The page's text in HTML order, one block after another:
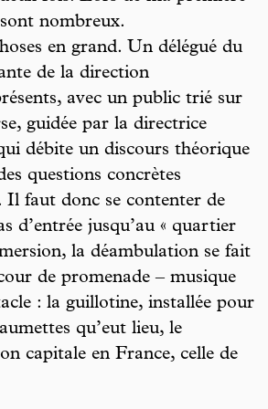
nombreux.
en grand. Un délégué du
de la direction
avec un public trié sur
guidée par la directrice
débite un discours théorique
questions concrètes
Il faut donc se contenter de
d’entrée jusqu’au « quartier
la déambulation se fait
de promenade – musique
: la guillotine, installée pour
qu’eut lieu, le
capitale en France, celle de